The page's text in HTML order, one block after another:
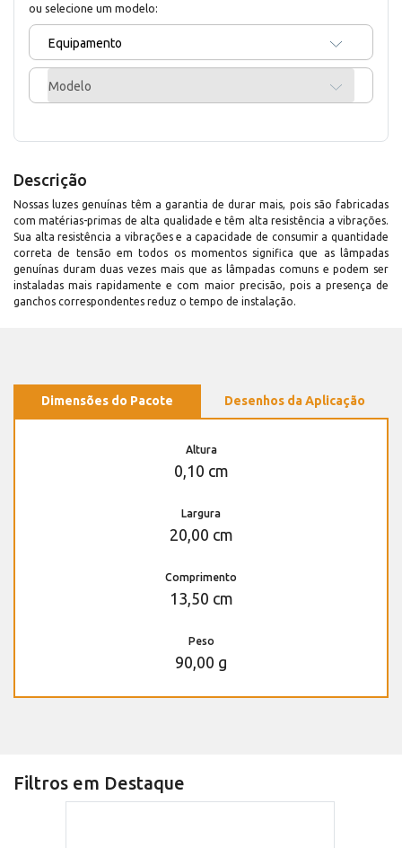
ou selecione um modelo:
Equipamento
Modelo
Descrição
Nossas luzes genuínas têm a garantia de durar mais, pois são fabricadas
com matérias-primas de alta qualidade e têm alta resistência a vibrações.
Sua alta resistência a vibrações e a capacidade de consumir a quantidade
correta de tensão em todos os momentos significa que as lâmpadas
genuínas duram duas vezes mais que as lâmpadas comuns e podem ser
instaladas mais rapidamente e com maior precisão, pois a presença de
ganchos correspondentes reduz o tempo de instalação.
Dimensões do Pacote Desenhos da Aplicação
Altura
0,10 cm
Largura
20,00 cm
Comprimento
13,50 cm
Peso
90,00 g
Filtros em Destaque